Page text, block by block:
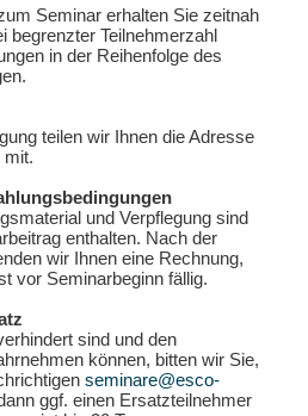
Seminar erhalten Sie zeitnah
begrenzter Teilnehmerzahl
in der Reihenfolge des
teilen wir Ihnen die Adresse
mit.
und Verpflegung sind
enthalten. Nach der
wir Ihnen eine Rechnung,
vor Seminarbeginn fällig.
sind und den
können, bitten wir Sie,
seminare@esco-
ggf. einen Ersatzteilnehmer